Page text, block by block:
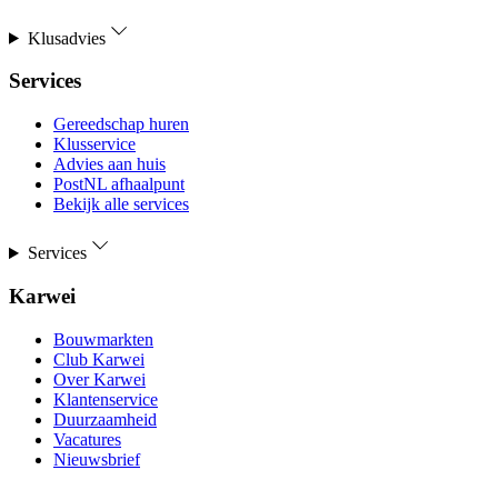
Klusadvies
Services
Gereedschap huren
Klusservice
Advies aan huis
PostNL afhaalpunt
Bekijk alle services
Services
Karwei
Bouwmarkten
Club Karwei
Over Karwei
Klantenservice
Duurzaamheid
Vacatures
Nieuwsbrief